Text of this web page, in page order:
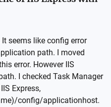
seems like config error
path. I moved
error. However IIS
I checked Task Manager
Express,
config/applicationhost.